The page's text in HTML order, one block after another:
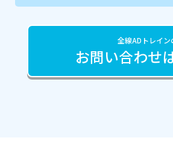
全線ADトレイン
お問い合わせ